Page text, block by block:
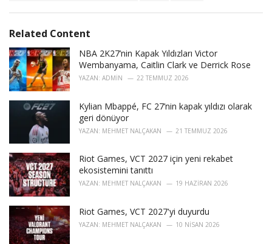
i
s
:
Related Content
NBA 2K27’nin Kapak Yıldızları Victor
Wembanyama, Caitlin Clark ve Derrick Rose
YAZAN: ADMIN 22 TEMMUZ 2026
Kylian Mbappé, FC 27’nin kapak yıldızı olarak
geri dönüyor
YAZAN: MEHMET NALÇAKAN 21 TEMMUZ 2026
Riot Games, VCT 2027 için yeni rekabet
ekosistemini tanıttı
YAZAN: MEHMET NALÇAKAN 19 HAZIRAN 2026
Riot Games, VCT 2027'yi duyurdu
YAZAN: MEHMET NALÇAKAN 10 NISAN 2026